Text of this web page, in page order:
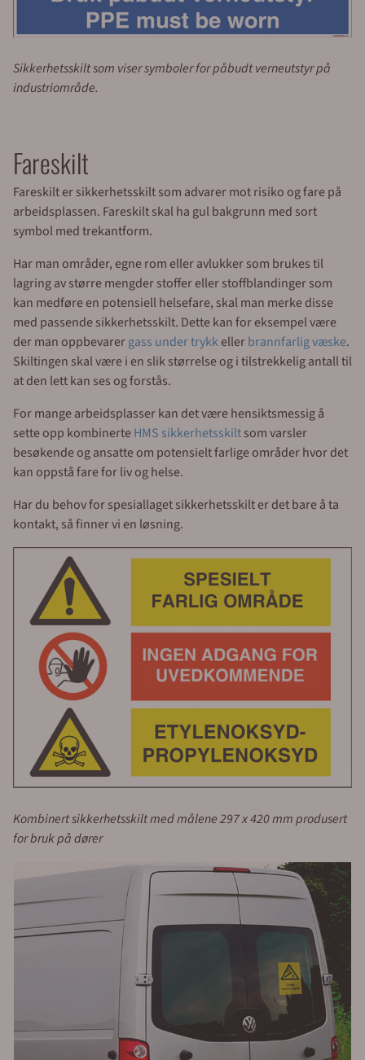
Sikkerhetsskilt som viser symboler for påbudt verneutstyr på
industriområde.
Fareskilt
Fareskilt er sikkerhetsskilt som advarer mot risiko og fare på
arbeidsplassen. Fareskilt skal ha gul bakgrunn med sort
symbol med trekantform.
Har man områder, egne rom eller avlukker som brukes til
lagring av større mengder stoffer eller stoffblandinger som
kan medføre en potensiell helsefare, skal man merke disse
med passende sikkerhetsskilt. Dette kan for eksempel være
der man oppbevarergass under trykkellerbrannfarlig væske.
Skiltingen skal være i en slik størrelse og i tilstrekkelig antall til
at den lett kan ses og forstås.
For mange arbeidsplasser kan det være hensiktsmessig å
sette opp kombinerteHMS sikkerhetsskiltsom varsler
besøkende og ansatte om potensielt farlige områder hvor det
kan oppstå fare for liv og helse.
Har du behov for spesiallaget sikkerhetsskilt er det bare å ta
kontakt, så finner vi en løsning.
Kombinert sikkerhetsskilt med målene 297 x 420 mm produsert
for bruk på dører